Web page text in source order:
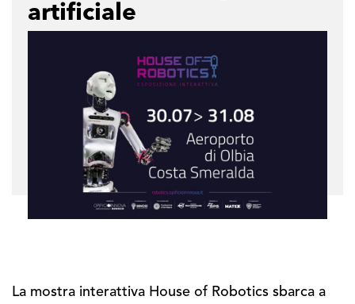
artificiale
La mostra interattiva House of Robotics sbarca a